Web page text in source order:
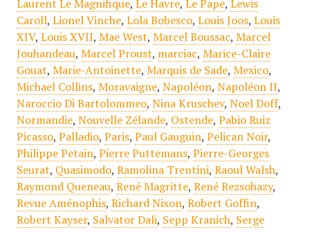
Laurent Le Magnifique, Le Havre, Le Pape, Lewis
Caroll, Lionel Vinche, Lola Bobesco, Louis Joos, Louis
XIV, Louis XVII, Mae West, Marcel Boussac, Marcel
Jouhandeau, Marcel Proust, marciac, Marice-Claire
Gouat, Marie-Antoinette, Marquis de Sade, Mexico,
Michael Collins, Moravaigne, Napoléon, Napoléon II,
Naroccio Di Bartolommeo, Nina Kruschev, Noel Doff,
Normandie, Nouvelle Zélande, Ostende, Pabio Ruiz
Picasso, Palladio, Paris, Paul Gauguin, Pelican Noir,
Philippe Petain, Pierre Puttemans, Pierre-Georges
Seurat, Quasimodo, Ramolina Trentini, Raoul Walsh,
Raymond Queneau, René Magritte, René Rezsohazy,
Revue Aménophis, Richard Nixon, Robert Goffin,
Robert Kayser, Salvator Dali, Sepp Kranich, Serge